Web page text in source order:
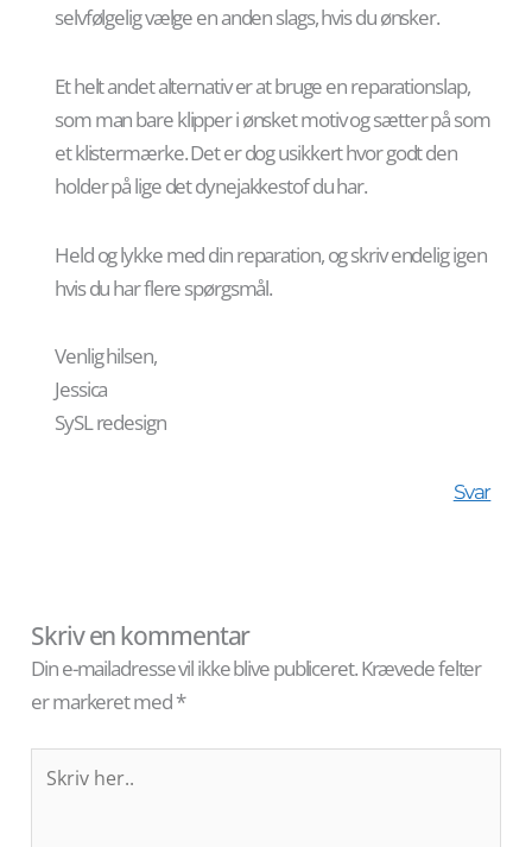
selvfølgelig vælge en anden slags, hvis du ønsker.
Et helt andet alternativ er at bruge en reparationslap,
som man bare klipper i ønsket motiv og sætter på som
et klistermærke. Det er dog usikkert hvor godt den
holder på lige det dynejakkestof du har.
Held og lykke med din reparation, og skriv endelig igen
hvis du har flere spørgsmål.
Venlig hilsen,
Jessica
SySL redesign
Svar
Skriv en kommentar
Din e-mailadresse vil ikke blive publiceret.Krævede felter
er markeret med*
Skriv